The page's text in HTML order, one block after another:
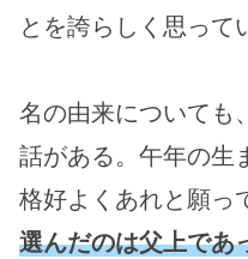
とを誇らしく思って
名の由来についても
話がある。午年の生
格好よくあれと願っ
選んだのは父上であ